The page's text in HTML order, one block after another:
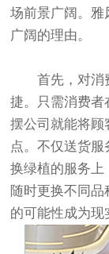
场前景广阔。
广阔的理由。
首先，对消
捷。只需消费者
摆公司就能将顾
点。不仅送货
换绿植的服务上
随时更换不同
的可能性成为现